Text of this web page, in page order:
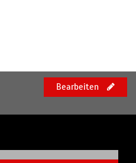
Bearbeiten